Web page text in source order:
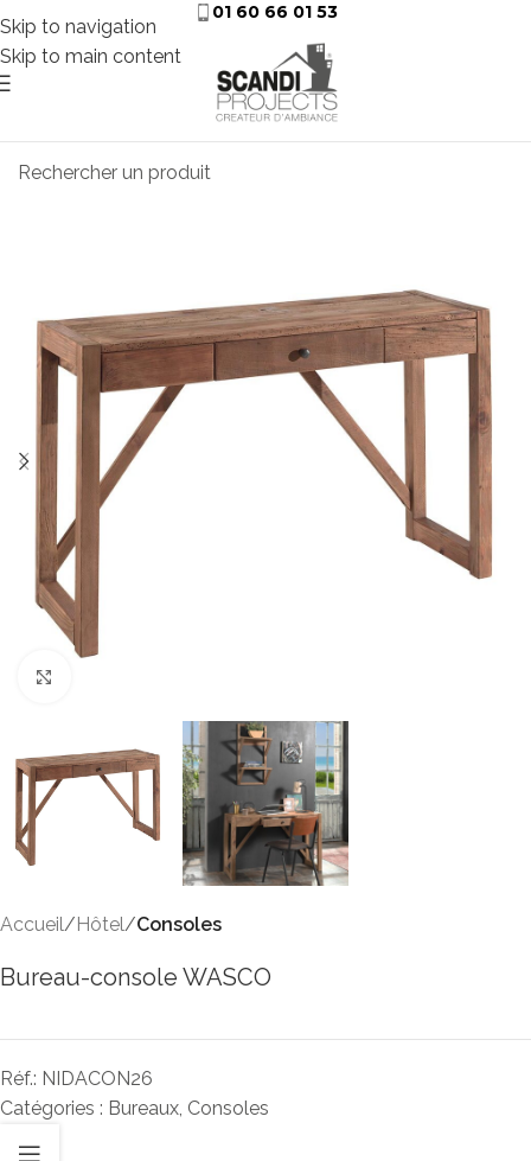
Skip to navigation
Skip to main content
01 60 66 01 53
Accueil Hôtel Consoles
Bureau-console WASCO
Réf.: NIDACON26
Catégories : Bureaux, Consoles